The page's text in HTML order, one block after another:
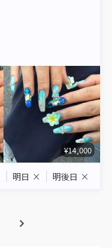
¥14,000
明日 × 明後日 ×